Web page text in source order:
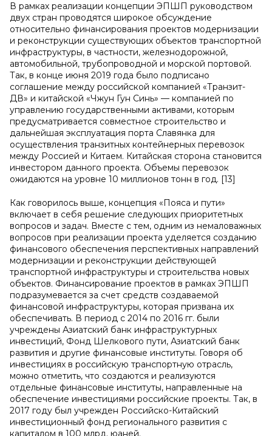
В рамках реализации концепции ЭПШП руководством
двух стран проводятся широкое обсуждение
относительно финансирования проектов модернизации
и реконструкции существующих объектов транспортной
инфраструктуры, в частности, железнодорожной,
автомобильной, трубопроводной и морской портовой.
Так, в конце июня 2019 года было подписано
соглашение между российской компанией «Транзит-
ДВ» и китайской «Чжун Гун Синь» — компанией по
управлению государственными активами, которым
предусматривается совместное строительство и
дальнейшая эксплуатация порта Славянка для
осуществления транзитных контейнерных перевозок
между Россией и Китаем. Китайская сторона становится
инвестором данного проекта. Объемы перевозок
ожидаются на уровне 10 миллионов тонн в год. [13]
Как говорилось выше, концепция «Пояса и пути»
включает в себя решение следующих приоритетных
вопросов и задач. Вместе с тем, одним из немаловажных
вопросов при реализации проекта уделяется созданию
финансового обеспечения перспективных направлений
модернизации и реконструкции действующей
транспортной инфраструктуры и строительства новых
объектов. Финансирование проектов в рамках ЭПШП
подразумевается за счет средств создаваемой
финансовой инфраструктуры, которая призвана их
обеспечивать. В период с 2014 по 2016 гг. были
учреждены Азиатский банк инфраструктурных
инвестиций, Фонд Шелкового пути, Азиатский банк
развития и другие финансовые институты. Говоря об
инвестициях в российскую транспортную отрасль,
можно отметить, что создаются и реализуются
отдельные финансовые институты, направленные на
обеспечение инвестициями российские проекты. Так, в
2017 году был учрежден Российско-Китайский
инвестиционный фонд регионального развития с
капиталом в 100 млрд. юаней.